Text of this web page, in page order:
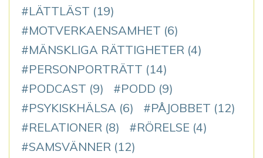
LÄTTLÄST (19)
MOTVERKAENSAMHET (6)
MÄNSKLIGA RÄTTIGHETER (4)
PERSONPORTRÄTT (14)
PODCAST (9) PODD (9)
PSYKISKHÄLSA (6) PÅJOBBET (12)
RELATIONER (8) RÖRELSE (4)
SAMSVÄNNER (12)